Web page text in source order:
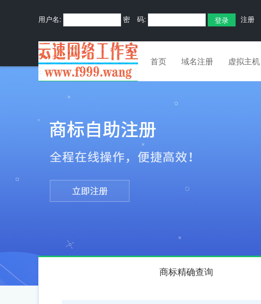
用户名: 密 码: 注册
首页 域名注册 虚拟主机
商标精确查询